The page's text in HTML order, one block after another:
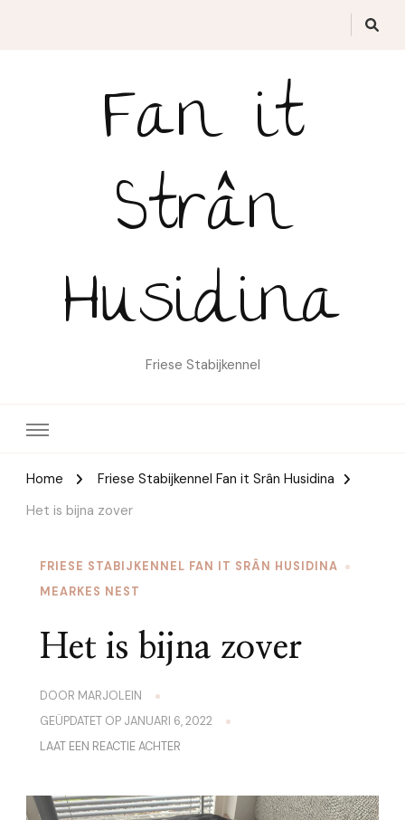
Fan it
Strân
Husidina
Friese Stabijkennel
Home
Friese Stabijkennel Fan it Srân Husidina
Het is bijna zover
FRIESE STABIJKENNEL FAN IT SRÂN HUSIDINA
MEARKES NEST
Het is bijna zover
DOOR MARJOLEIN
GEÜPDATET OP JANUARI 6, 2022
LAAT EEN REACTIE ACHTER
BIJNA
ZOVER